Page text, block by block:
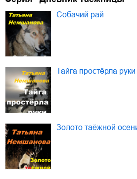
Собачий рай
Тайга простёрла
Золото таёжной